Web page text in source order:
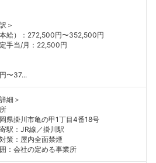
＞
給）：272,500円〜352,500円
手当/月：22,500円
〜37...
細＞
県掛川市亀の甲1丁目4番18号
駅：JR線／掛川駅
策：屋内全面禁煙
：会社の定める事業所